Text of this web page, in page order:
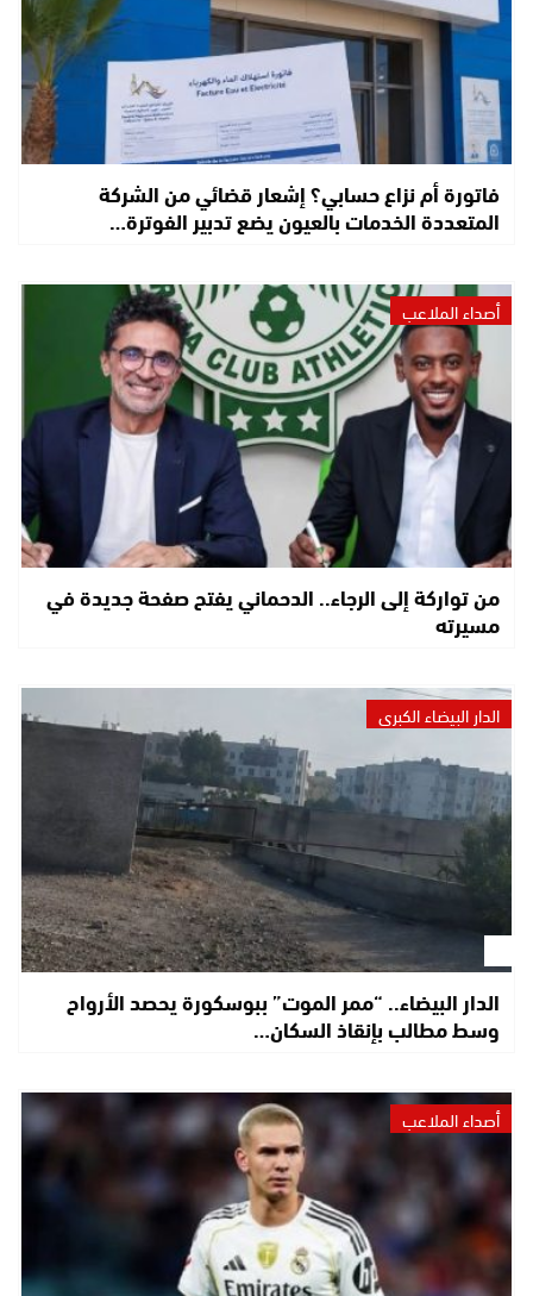
فاتورة أم نزاع حسابي؟ إشعار قضائي من الشركة
المتعددة الخدمات بالعيون يضع تدبير الفوترة…
أصداء الملاعب
من تواركة إلى الرجاء.. الدحماني يفتح صفحة جديدة في
مسيرته
الدار البيضاء الكبرى
الدار البيضاء.. “ممر الموت” ببوسكورة يحصد الأرواح
وسط مطالب بإنقاذ السكان…
أصداء الملاعب